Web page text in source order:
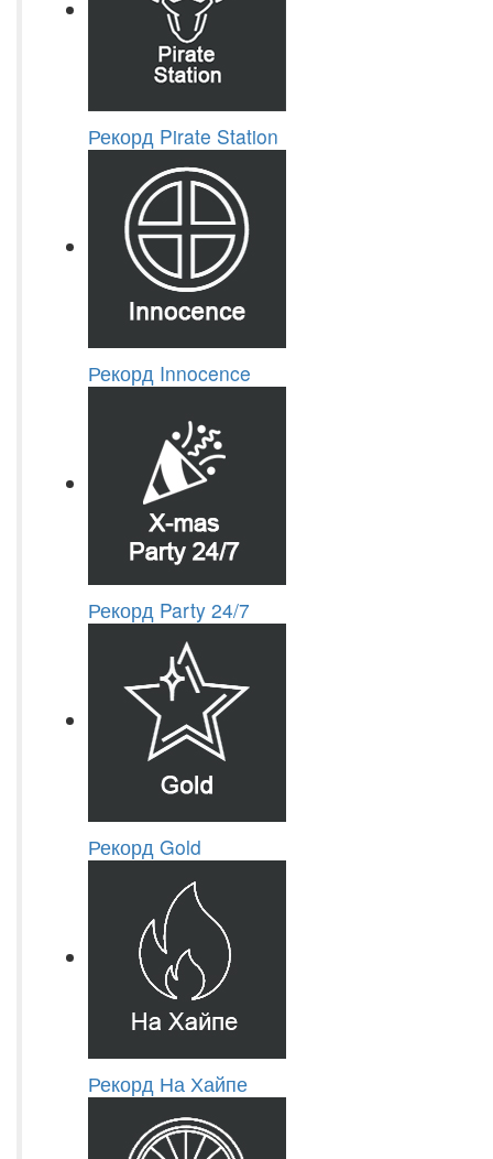
Рекорд Pirate Station
Рекорд Innocence
Рекорд Party 24/7
Рекорд Gold
Рекорд На Хайпе